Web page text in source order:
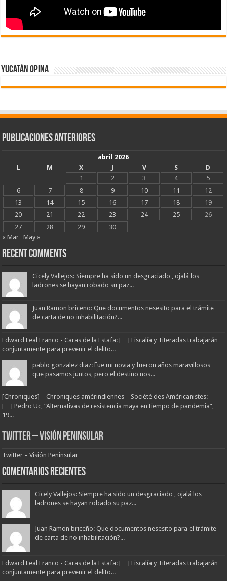
Yucatán Opina
Publicaciones Anteriores
abril 2026
L
M X J V S
D
1
2 3 4
5
6
7 8 9 10 11
12
13
14 15 16 17 18
19
20
21 22 23 24 25
26
27
28 29
30
« Mar
May »
Recent Comments
Cicely Vallejos: Siempre ha sido un desgraciado , ojalá los
ladrones se hayan robado su paz...
Juan Ramon briceño: Que documentos nesesito para el trámite
de carta de no inhabilitación?...
Edward Leal Franco - Caras de la Estafa: […] Fiscalía y Titeradas trabajarán
conjuntamente para prevenir el delito...
pablo gonzalez diaz: Fue mi novia y fueron años maravillosos
que pasamos juntos, pero el destino nos...
[Chroniques] – Chroniques amérindiennes – Société des Américanistes:
[…] Pedro Uc, “Alternativas de resistencia maya en tiempo de pandemia”,
19...
Twitter – Visión Peninsular
Twitter – Visión Peninsular
Comentarios Recientes
Cicely Vallejos: Siempre ha sido un desgraciado , ojalá los
ladrones se hayan robado su paz...
Juan Ramon briceño: Que documentos nesesito para el trámite
de carta de no inhabilitación?...
Edward Leal Franco - Caras de la Estafa: […] Fiscalía y Titeradas trabajarán
conjuntamente para prevenir el delito...